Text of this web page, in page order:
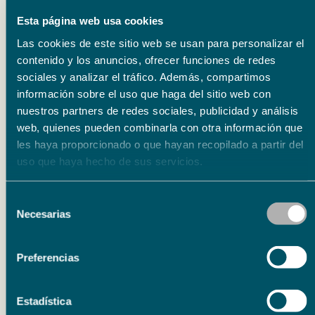
Esta página web usa cookies
Las cookies de este sitio web se usan para personalizar el
contenido y los anuncios, ofrecer funciones de redes
sociales y analizar el tráfico. Además, compartimos
información sobre el uso que haga del sitio web con
nuestros partners de redes sociales, publicidad y análisis
web, quienes pueden combinarla con otra información que
les haya proporcionado o que hayan recopilado a partir del
uso que haya hecho de sus servicios.
Necesarias
Preferencias
Estadística
Eventos relacionados
Literatura
15.09.26
15.09.26
Literatura